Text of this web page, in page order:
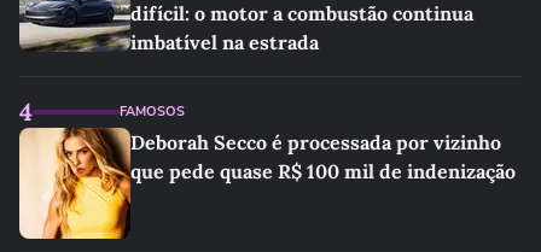
difícil: o motor a combustão continua
imbatível na estrada
4 FAMOSOS
Deborah Secco é processada por vizinho
que pede quase R$ 100 mil de indenização